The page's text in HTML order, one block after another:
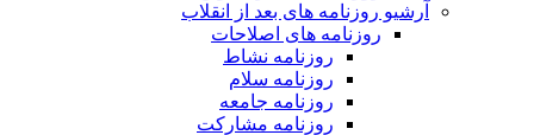
آرشیو روزنامه های بعد از انقلاب
روزنامه های اصلاحات
روزنامه نشاط
روزنامه سلام
روزنامه جامعه
روزنامه مشارکت